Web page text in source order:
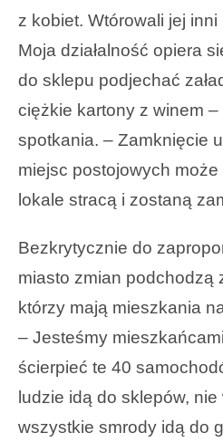
z kobiet. Wtórowali jej
Moja działalność opiera
do sklepu podjechać
ciężkie kartony z winem –
spotkania. – Zamknięcie
miejsc postojowych
lokale stracą i zostaną
Bezkrytycznie do
miasto zmian podchodzą
którzy mają mieszkania
– Jesteśmy
ścierpieć te 40
ludzie idą do sklepów, nie
wszystkie smrody idą do